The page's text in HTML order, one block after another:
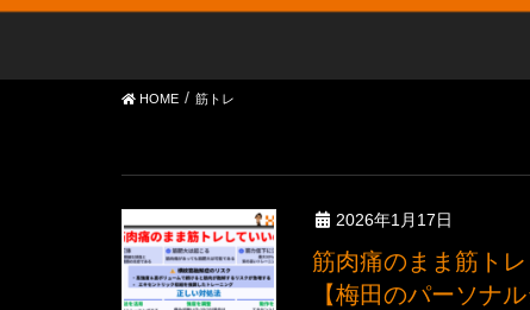
HOME 筋トレ
2026年1月17日
筋肉痛のまま筋トレしても大丈夫？科学的根拠に基づく正しい対処法
【梅田のパーソナル